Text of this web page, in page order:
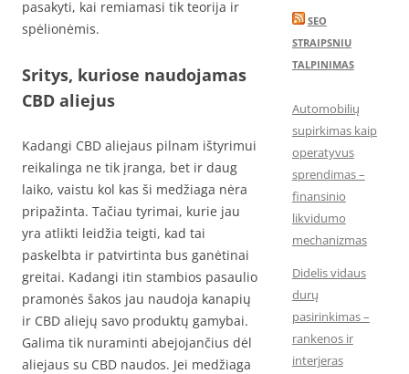
pasakyti, kai remiamasi tik teorija ir
spėlionėmis.
Sritys, kuriose naudojamas
CBD aliejus
Kadangi CBD aliejaus pilnam ištyrimui
reikalinga ne tik įranga, bet ir daug
laiko, vaistu kol kas ši medžiaga nėra
pripažinta. Tačiau tyrimai, kurie jau
yra atlikti leidžia teigti, kad tai
paskelbta ir patvirtinta bus ganėtinai
greitai. Kadangi itin stambios pasaulio
pramonės šakos jau naudoja kanapių
ir CBD aliejų savo produktų gamybai.
Galima tik nuraminti abejojančius dėl
aliejaus su CBD naudos. Jei medžiaga
SEO
STRAIPSNIU
TALPINIMAS
Automobilių
supirkimas kaip
operatyvus
sprendimas –
finansinio
likvidumo
mechanizmas
Didelis vidaus
durų
pasirinkimas –
rankenos ir
interjeras